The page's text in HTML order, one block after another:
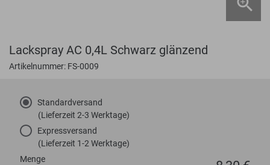
Lackspray AC 0,4L Schwarz glänzend
Artikelnummer: FS-0009
Standardversand
(Lieferzeit 2-3 Werktage)
Expressversand
(Lieferzeit 1-2 Werktage)
Menge